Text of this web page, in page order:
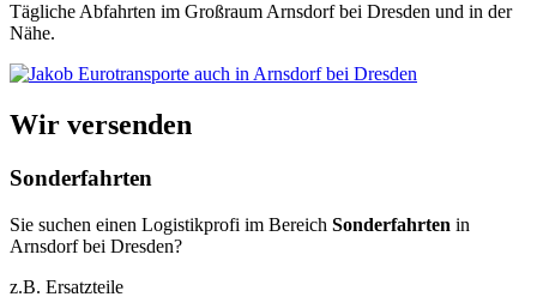
Tägliche Abfahrten im Großraum Arnsdorf bei Dresden und in der
Nähe.
Wir versenden
Sonderfahrten
Sie suchen einen Logistikprofi im Bereich Sonderfahrten in
Arnsdorf bei Dresden?
z.B. Ersatzteile